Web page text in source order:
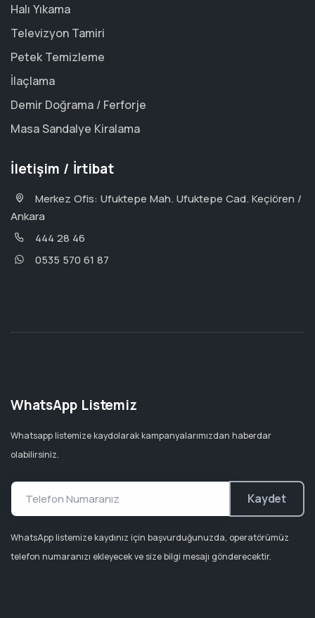
Halı Yıkama
Televizyon Tamiri
Petek Temizleme
İlaçlama
Demir Doğrama / Ferforje
Masa Sandalye Kiralama
İletişim / İrtibat
Merkez Ofis: Ufuktepe Mah. Ufuktepe Cad. Keçiören /
Ankara
444 28 46
0535 570 61 87
WhatsApp Listemiz
Whatsapp listemize kaydolarak kampanyalarımızdan haberdar
olabilirsiniz.
Kaydet
WhatsApp listemize kaydınız için başvurduğunuzda, operatörümüz
telefon numaranızı ekleyecek ve size bilgi mesajı gönderecektir.